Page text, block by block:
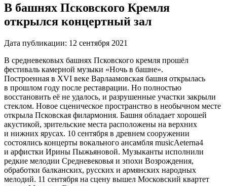
В башнях Псковского Кремля
открылся концертный зал
Дата публикации: 12 сентября 2021
В средневековых башнях Псковского кремля прошёл
фестиваль камерной музыки «Ночь в башне».
Построенная в XVI веке Варлаамовская башня открылась
в прошлом году после реставрации. Но полностью
восстановить её не удалось, и разрушенные участки закрыли
стеклом. Новое сценическое пространство в необычном месте
открыла Псковская филармония. Башня обладает хорошей
акустикой, зрительские места расположены на верхних
и нижних ярусах. 10 сентября в древнем сооружении
состоялись концерты вокального ансамбля musicAeterna4
и арфистки Ирины Пыжьяновой. Музыканты исполнили
редкие мелодии Средневековья и эпохи Возрождения,
обработки балканских, русских и армянских народных
мелодий. 11 сентября на сцену вышел Московский квартет